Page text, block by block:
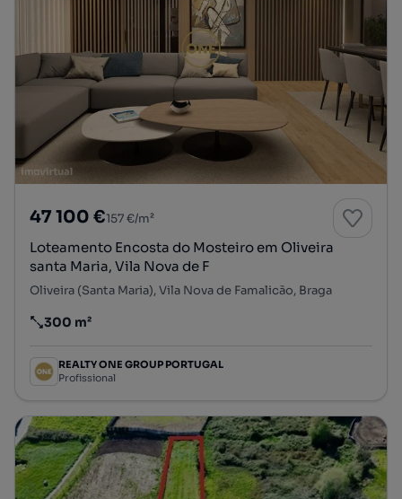
47 100 €157 €/m²
Loteamento Encosta do Mosteiro em Oliveira
santa Maria, Vila Nova de F
Oliveira (Santa Maria), Vila Nova de Famalicão, Braga
Preço por metro quadrado
300 m²
REALTY ONE GROUP PORTUGAL
Profissional